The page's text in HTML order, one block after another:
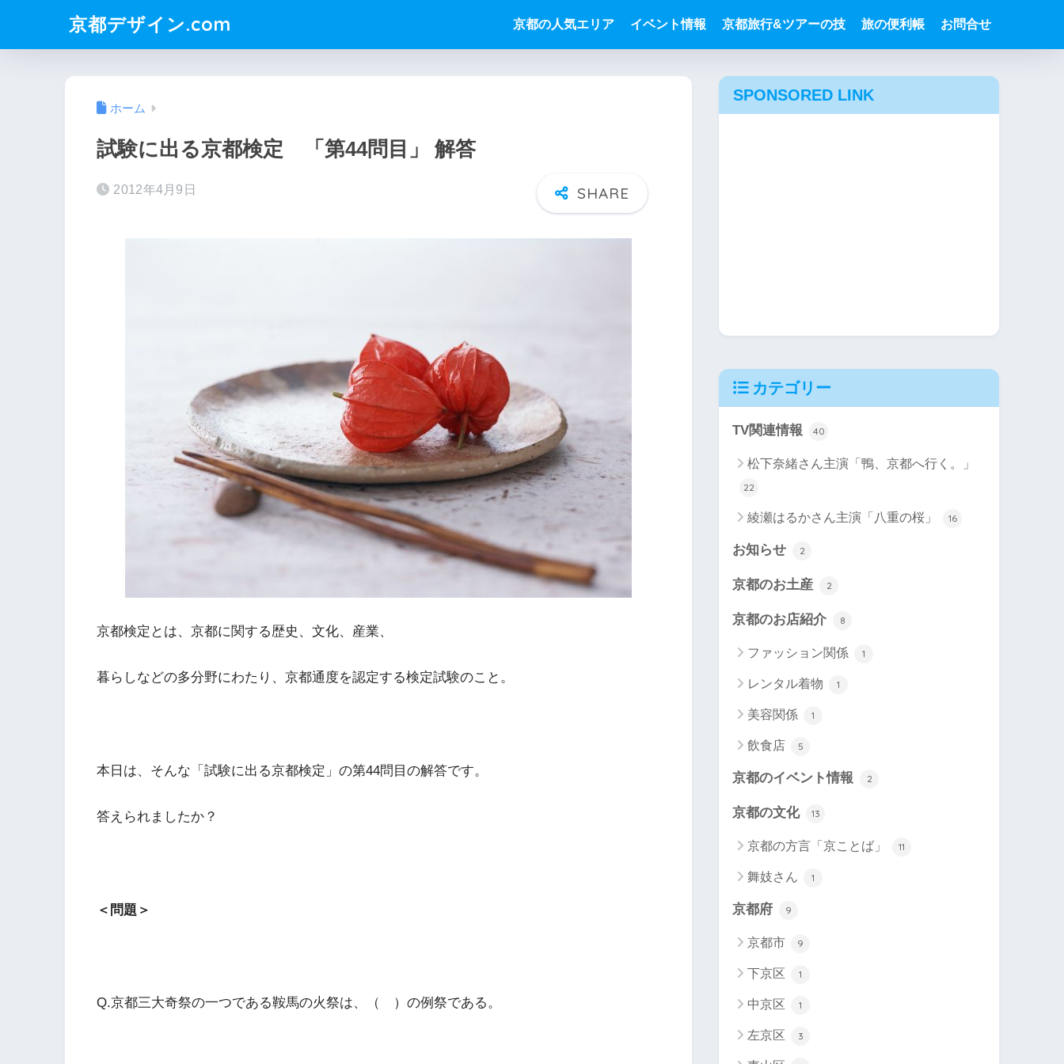
京都デザイン.com 京都の人気エリア イベント情報 京都旅行&ツアーの技 旅の便利帳 お問合せ
ホーム
試験に出る京都検定 「第44問目」 解答
2012年4月9日
京都検定とは、京都に関する歴史、文化、産業、
暮らしなどの多分野にわたり、京都通度を認定する検定試験のこと。
本日は、そんな「試験に出る京都検定」の第44問目の解答です。
答えられましたか？
＜問題＞
Q.京都三大奇祭の一つである鞍馬の火祭は、（ ）の例祭である。
SPONSORED LINK
カテゴリー
TV関連情報 40
松下奈緒さん主演「鴨、京都へ行く。」
22
綾瀬はるかさん主演「八重の桜」 16
お知らせ 2
京都のお土産 2
京都のお店紹介 8
ファッション関係 1
レンタル着物 1
美容関係 1
飲食店 5
京都のイベント情報 2
京都の文化 13
京都の方言「京ことば」 11
舞妓さん 1
京都府 9
京都市 9
下京区 1
中京区 1
左京区 3